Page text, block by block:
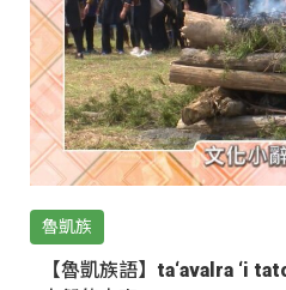
魯凱族
【魯凱族語】ta‘avalra ‘i